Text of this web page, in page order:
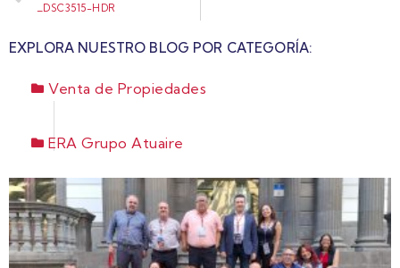
_DSC3515-HDR
EXPLORA NUESTRO BLOG POR CATEGORÍA:
Venta de Propiedades
ERA Grupo Atuaire